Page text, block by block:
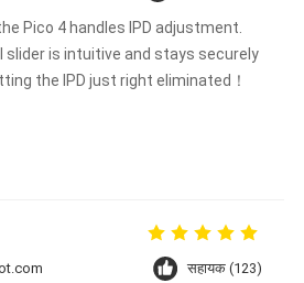
Pico 4 handles IPD adjustment.
slider is intuitive and stays securely
the IPD just right eliminated！
सहायक (123)